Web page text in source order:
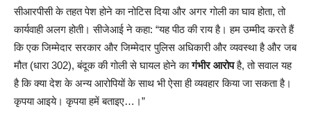
सीआरपीसी के तहत पेश होने का नोटिस दिया और अगर गोली का घाव होता, तो
कार्यवाही अलग होती। सीजेआई ने कहा: “यह पीठ की राय है। हम उम्मीद करते हैं
कि एक जिम्मेदार सरकार और जिम्मेदार पुलिस अधिकारी और व्यवस्था है और जब
मौत (धारा 302), बंदूक की गोली से घायल होने कागंभीर आरोपहै, तो सवाल यह
है कि क्या देश के अन्य आरोपियों के साथ भी ऐसा ही व्यवहार किया जा सकता है।
कृपया आइये। कृपया हमें बताइए…।”